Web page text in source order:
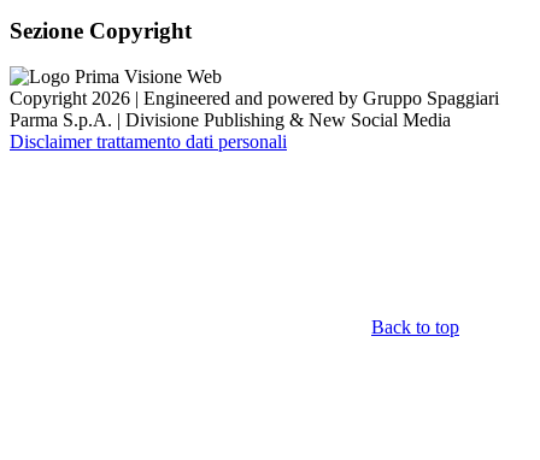
Sezione Copyright
Copyright 2026 | Engineered and powered by Gruppo Spaggiari
Parma S.p.A. | Divisione Publishing & New Social Media
Disclaimer trattamento dati personali
Back to top